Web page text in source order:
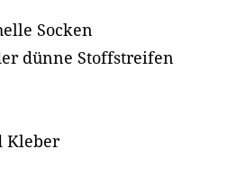
Socken
dünne Stoffstreifen
Kleber